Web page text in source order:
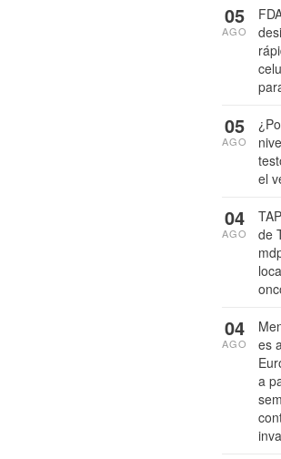
05
AGO
el
05
AGO
de
04
AGO
es
a
04
AGO